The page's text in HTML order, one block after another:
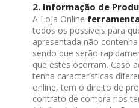
2. Informação de
A Loja Online
todos os possíveis para
apresentada não
sendo que serão
que estes ocorram. Caso
tenha características
online, tem o direito de
contrato de compra nos